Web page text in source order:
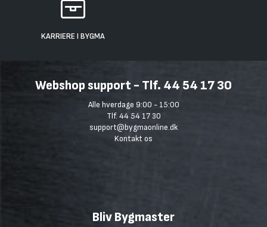
KARRIERE I BYGMA
Webshop support - Tlf. 44 54 17 30
Alle hverdage 9:00 - 15:00
Tlf. 44 54 17 30
support@bygmaonline.dk
Kontakt os
Bliv Bygmaster